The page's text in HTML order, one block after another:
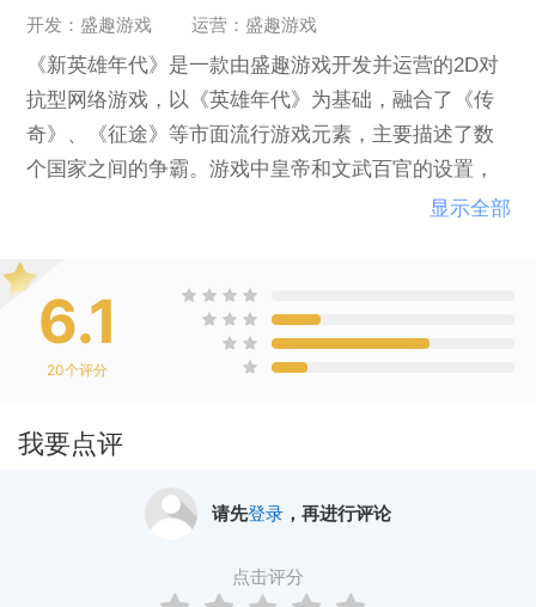
开发：盛趣游戏 运营：盛趣游戏
《新英雄年代》是一款由盛趣游戏开发并运营的2D对
抗型网络游戏，以《英雄年代》为基础，融合了《传
奇》、《征途》等市面流行游戏元素，主要描述了数
个国家之间的争霸。游戏中皇帝和文武百官的设置，
让玩家可以自行管理国家，建设国家，打破了以往全
显示全部
6.1
20个评分
我要点评
请先登录，再进行评论
点击评分